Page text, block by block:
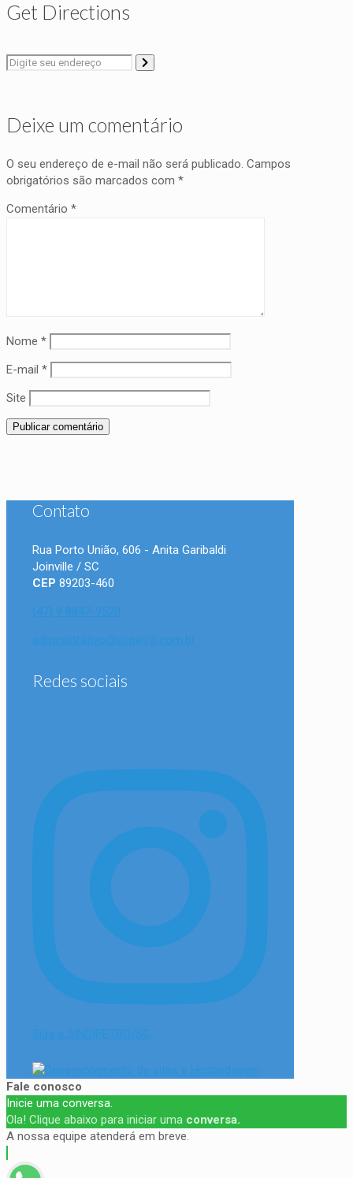
Get Directions
Deixe um comentário
O seu endereço de e-mail não será publicado. Campos
obrigatórios são marcados com *
Comentário *
Nome *
E-mail *
Site
Contato
Rua Porto União, 606 - Anita Garibaldi
Joinville / SC
CEP 89203-460
(47) 9 8847-9520
administrativo@scpetro.com.br
Redes sociais
Siga a SINDIPETRO/SC
Fale conosco
Inicie uma conversa.
Ola! Clique abaixo para iniciar uma conversa.
A nossa equipe atenderá em breve.